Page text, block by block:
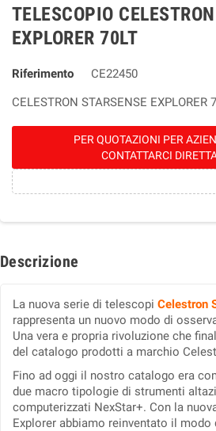
TELESCOPIO
EXPLORER 70LT
Riferimento
CE22450
CELESTRON STARSENSE EXPLORER
PER QUOTAZIONI PER
CONTATTARCI
Descrizione
La nuova serie di telescopi Celestron
rappresenta un nuovo modo di
Una vera e propria rivoluzione che
del catalogo prodotti a marchio
Fino ad oggi il nostro catalogo era
due macro tipologie di strumenti
computerizzati NexStar+. Con la
Explorer abbiamo reinventato il